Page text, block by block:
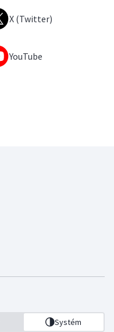
X (Twitter)
YouTube
Systém